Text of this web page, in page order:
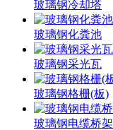
玻璃钢冷却塔
玻璃钢化粪池
玻璃钢采光瓦
玻璃钢格栅(板)
玻璃钢电缆桥架